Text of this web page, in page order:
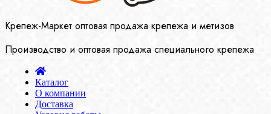
Крепеж-Маркет оптовая продажа крепежа и метизов
Производство и оптовая продажа специального крепежа
Каталог
О компании
Доставка